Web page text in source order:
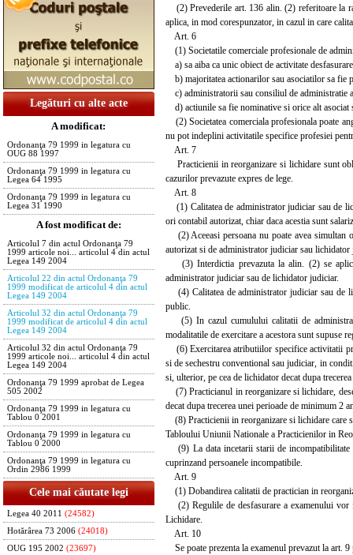
Legături cu alte acte
A modificat:
Ordonanţa 79 1999 in legatura cu
OUG 88 1997
Ordonanţa 79 1999 in legatura cu
Legea 64 1995
Ordonanţa 79 1999 in legatura cu
Legea 31 1990
A fost modificat de:
Articolul 7 din actul Ordonanţa 79
1999 articole noi... articolul 4 din actul
Legea 149 2004
Articolul 22 din actul Ordonanţa 79
1999 modificat de articolul 4 din actul
Legea 149 2004
Articolul 32 din actul Ordonanţa 79
1999 modificat de articolul 4 din actul
Legea 149 2004
Articolul 32 din actul Ordonanţa 79
1999 articole noi... articolul 4 din actul
Legea 149 2004
Ordonanţa 79 1999 aprobat de Legea
505 2002
Ordonanţa 79 1999 in legatura cu
Tablou 0 2001
Ordonanţa 79 1999 in legatura cu
Tablou 0 2000
Ordonanţa 79 1999 in legatura cu
Ordin 2986 1999
Cele mai căutate legi
Legea 40 2011 (24582)
Hotărârea 73 2006 (24018)
OUG 195 2002 (23697)
(2) Prevederile art. 136 alin. (2) referitoare la
aplica, in mod corespunzator, in cazul in care
Art. 6
(1) Societatile comerciale profesionale de
a) sa aiba ca unic obiect de activitate
b) majoritatea actionarilor sau asociatilor sa fie
c) administratorii sau consiliul de administratie
d) actiunile sa fie nominative si orice alt asociat
(2) Societatea comerciala profesionala poate
nu pot indeplini activitatile specifice profesiei
Art. 7
Practicienii in reorganizare si lichidare sunt
cazurilor prevazute expres de lege.
Art. 8
(1) Calitatea de administrator judiciar sau de
ori contabil autorizat, chiar daca acestia sunt
(2) Aceeasi persoana nu poate avea simultan
autorizat si de administrator judiciar sau lichidator
(3) Interdictia prevazuta la alin. (2) se
administrator judiciar sau de lichidator judiciar.
(4) Calitatea de administrator judiciar sau de
public.
(5) In cazul cumulului calitatii de
modalitatile de exercitare a acestora sunt supuse
(6) Exercitarea atributiilor specifice activitatii
si de sechestru conventional sau judiciar, in
si, ulterior, pe cea de lichidator decat dupa
(7) Practicianul in reorganizare si lichidare,
decat dupa trecerea unei perioade de minimum 2
(8) Practicienii in reorganizare si lichidare care
Tabloului Uniunii Nationale a Practicienilor in
(9) La data incetarii starii de incompatibilitate
cuprinzand persoanele incompatibile.
Art. 9
(1) Dobandirea calitatii de practician in
(2) Regulile de desfasurare a examenului vor
Lichidare.
Art. 10
Se poate prezenta la examenul prevazut la art.